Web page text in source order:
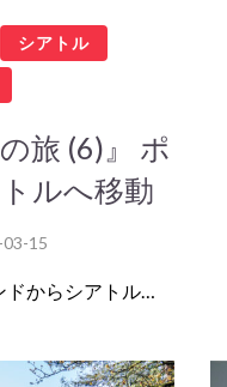
シアトル
旅 (6)』 ポ
ルへ移動
15
ドからシアトル…